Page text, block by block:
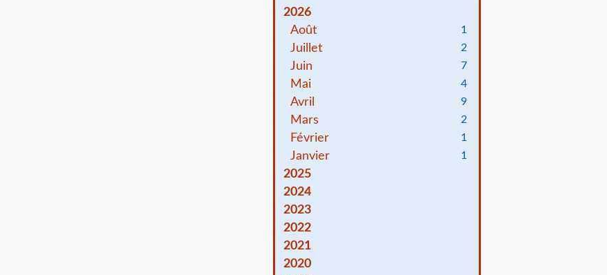
2026
Août
1
Juillet 2
Juin 7
Mai 4
Avril 9
Mars 2
Février 1
Janvier 1
2025
2024
2023
2022
2021
2020